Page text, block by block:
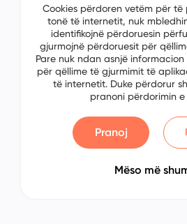
Cookies përdoren vetëm për
tonë të internetit, nuk
identifikojnë përdoruesin
gjurmojnë përdoruesit për
Pare nuk ndan asnjë
për qëllime të gjurmimit të
të internetit. Duke përdorur
pranoni përdorimin e
Pranoj
Mëso më